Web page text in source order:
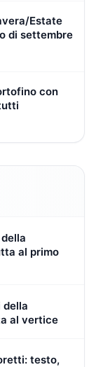
Estate
di settembre
con
al primo
della
al vertice
testo,